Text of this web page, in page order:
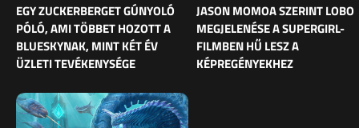
EGY ZUCKERBERGET GÚNYOLÓ
PÓLÓ, AMI TÖBBET HOZOTT A
BLUESKYNAK, MINT KÉT ÉV
ÜZLETI TEVÉKENYSÉGE
JASON MOMOA SZERINT LOBO
MEGJELENÉSE A SUPERGIRL-
FILMBEN HŰ LESZ A
KÉPREGÉNYEKHEZ